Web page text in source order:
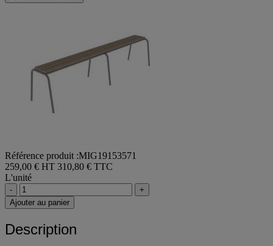
Référence produit :MIG19153571
259,00 € HT
L'unité
-
Description